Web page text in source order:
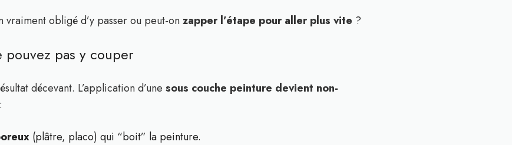
vraiment obligé d’y passer ou peut-onzapper l’étape pour aller plus vite ?
pouvez pas y couper
décevant. L’application d’une sous couche peinture devient non-
(plâtre, placo) qui “boit” la peinture.